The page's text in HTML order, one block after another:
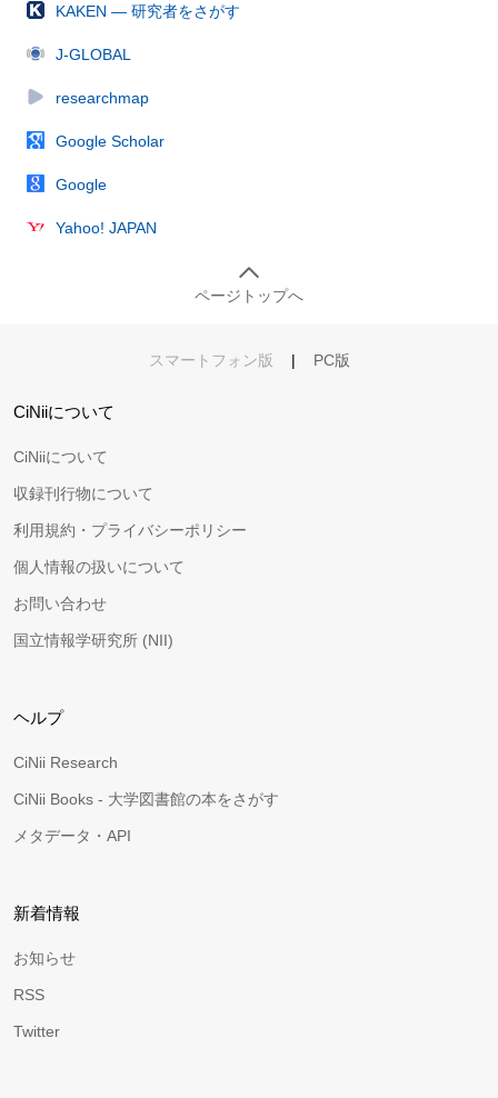
KAKEN — 研究者をさがす
J-GLOBAL
researchmap
Google Scholar
Google
Yahoo! JAPAN
ページトップへ
スマートフォン版 | PC版
CiNiiについて
CiNiiについて
収録刊行物について
利用規約・プライバシーポリシー
個人情報の扱いについて
お問い合わせ
国立情報学研究所 (NII)
ヘルプ
CiNii Research
CiNii Books - 大学図書館の本をさがす
メタデータ・API
新着情報
お知らせ
RSS
Twitter